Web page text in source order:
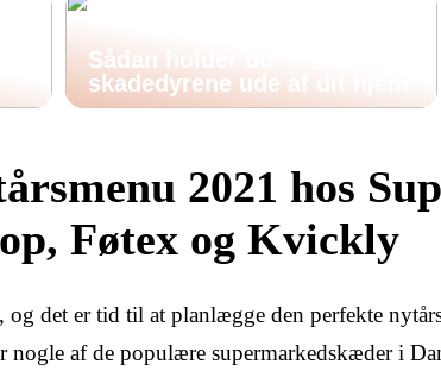
Sådan holder du
skadedyrene ude af dit hjem
2021 hos
Føtex og Kvickly
og det er tid til at planlægge den perfekte
af de populære supermarkedskæder i